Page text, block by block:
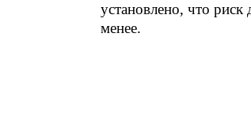
установлено, что
менее.